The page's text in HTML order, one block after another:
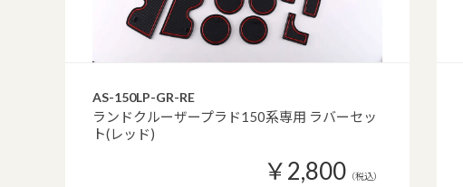
AS-150LP-GR-RE
ランドクルーザープラド150系専用 ラバーセッ
ト(レッド)
￥2,800 （税込）